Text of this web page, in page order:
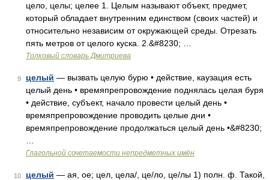
цело, целы; целее 1. Целым называют объект, предмет,
который обладает внутренним единством (своих частей) и
относительно независим от окружающей среды. Отрезать
пять метров от целого куска. 2.&#8230; …
Толковый словарь Дмитриева
9 целый — вызвать целую бурю • действие, каузация есть
целый день • времяпрепровождение поднялась целая буря
• действие, субъект, начало провести целый день •
времяпрепровождение проводить целые дни •
времяпрепровождение продолжаться целый день •&#8230;
Глагольной сочетаемости непредметных имён
10 целый — ая, ое; цел, цела/, це/ло, це/лы 1) полн. ф. Такой,